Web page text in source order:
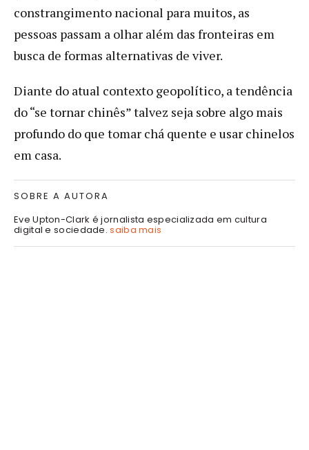
constrangimento nacional para muitos, as
pessoas passam a olhar além das fronteiras em
busca de formas alternativas de viver.
Diante do atual contexto geopolítico, a tendência
do “se tornar chinês” talvez seja sobre algo mais
profundo do que tomar chá quente e usar chinelos
em casa.
SOBRE A AUTORA
Eve Upton-Clark é jornalista especializada em cultura
digital e sociedade.saiba mais